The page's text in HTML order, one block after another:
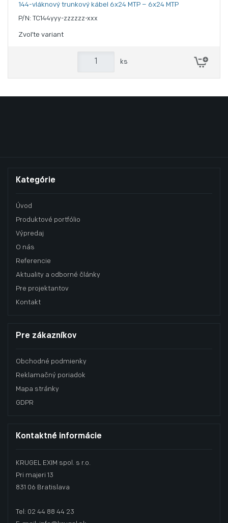
144-vláknový trunkový kábel 6x24 MTP – 6x24 MTP
P/N: TC144yyy-zzzzzz-xxx
Zvoľte variant
ks
Kategórie
Úvod
Produktové portfólio
Výpredaj
O nás
Referencie
Aktuality a odborné články
Pre projektantov
Kontakt
Pre zákazníkov
Obchodné podmienky
Reklamačný poriadok
Mapa stránky
GDPR
Kontaktné informácie
KRUGEL EXIM spol. s r.o.
Pri majeri 13
831 06 Bratislava
Tel: 02 44 88 44 23